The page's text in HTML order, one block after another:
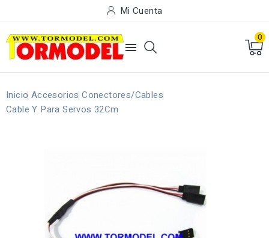
Mi Cuenta

0
Inicio Accesorios Conectores/Cables
Cable Y Para Servos 32Cm